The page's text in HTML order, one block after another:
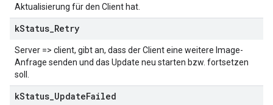
Aktualisierung für den Client hat.
kStatus Retry
Server => client, gibt an, dass der Client eine weitere Image-
Anfrage senden und das Update neu starten bzw. fortsetzen
soll.
kStatus UpdateFailed